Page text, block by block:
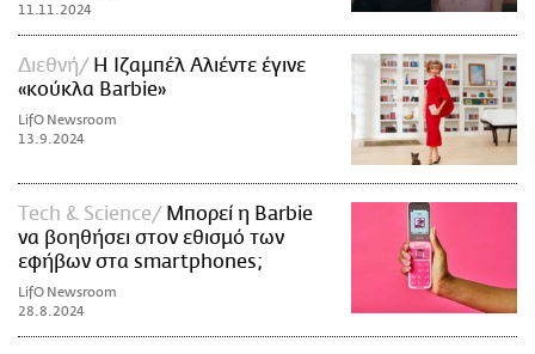
11.11.2024
Διεθνή
Η Ιζαμπέλ Αλιέντε έγινε
«κούκλα Barbie»
LifO Newsroom
13.9.2024
Τech & Science
Μπορεί η Barbie
να βοηθήσει στον εθισμό των
εφήβων στα smartphones;
LifO Newsroom
28.8.2024